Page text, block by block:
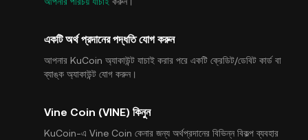
একটি অর্থ প্রদানের পদ্ধতি যোগ করুন
আপনার KuCoin অ্যাকাউন্ট যাচাই করার পরে একটি ক্রেডিট/ডেবিট কার্ড বা
ব্যাঙ্ক অ্যাকাউন্ট যোগ করুন।
Vine Coin (VINE) কিনুন
KuCoin-এ Vine Coin কেনার জন্য অর্থপ্রদানের বিভিন্ন বিকল্প ব্যবহার